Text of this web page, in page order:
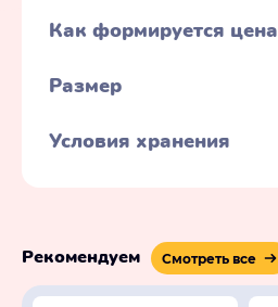
Как формируется цена
Размер
Условия хранения
Рекомендуем Смотреть все